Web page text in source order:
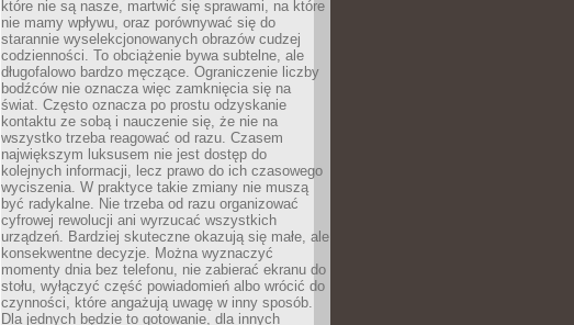
które nie są nasze, martwić się sprawami, na które
nie mamy wpływu, oraz porównywać się do
starannie wyselekcjonowanych obrazów cudzej
codzienności. To obciążenie bywa subtelne, ale
długofalowo bardzo męczące. Ograniczenie liczby
bodźców nie oznacza więc zamknięcia się na
świat. Często oznacza po prostu odzyskanie
kontaktu ze sobą i nauczenie się, że nie na
wszystko trzeba reagować od razu. Czasem
największym luksusem nie jest dostęp do
kolejnych informacji, lecz prawo do ich czasowego
wyciszenia. W praktyce takie zmiany nie muszą
być radykalne. Nie trzeba od razu organizować
cyfrowej rewolucji ani wyrzucać wszystkich
urządzeń. Bardziej skuteczne okazują się małe, ale
konsekwentne decyzje. Można wyznaczyć
momenty dnia bez telefonu, nie zabierać ekranu do
stołu, wyłączyć część powiadomień albo wrócić do
czynności, które angażują uwagę w inny sposób.
Dla jednych będzie to gotowanie, dla innych